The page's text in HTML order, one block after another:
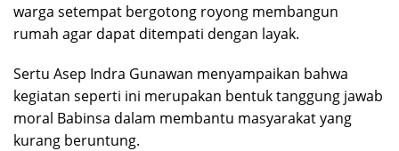
warga setempat bergotong royong membangun
rumah agar dapat ditempati dengan layak.
Sertu Asep Indra Gunawan menyampaikan bahwa
kegiatan seperti ini merupakan bentuk tanggung jawab
moral Babinsa dalam membantu masyarakat yang
kurang beruntung.